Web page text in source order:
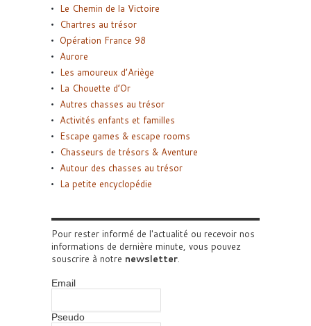
Le Chemin de la Victoire
Chartres au trésor
Opération France 98
Aurore
Les amoureux d’Ariège
La Chouette d’Or
Autres chasses au trésor
Activités enfants et familles
Escape games & escape rooms
Chasseurs de trésors & Aventure
Autour des chasses au trésor
La petite encyclopédie
Pour rester informé de l'actualité ou recevoir nos
informations de dernière minute, vous pouvez
souscrire à notre newsletter.
Email
Pseudo